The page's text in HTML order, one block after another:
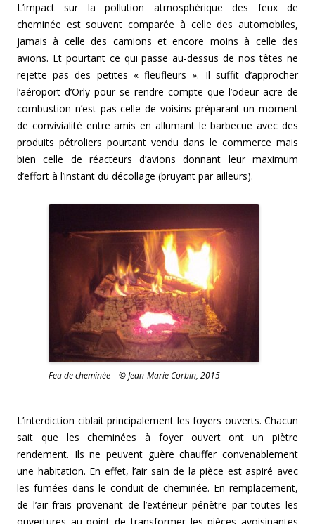
L’impact sur la pollution atmosphérique des feux de
cheminée est souvent comparée à celle des automobiles,
jamais à celle des camions et encore moins à celle des
avions. Et pourtant ce qui passe au-dessus de nos têtes ne
rejette pas des petites « fleufleurs ». Il suffit d’approcher
l’aéroport d’Orly pour se rendre compte que l’odeur acre de
combustion n’est pas celle de voisins préparant un moment
de convivialité entre amis en allumant le barbecue avec des
produits pétroliers pourtant vendu dans le commerce mais
bien celle de réacteurs d’avions donnant leur maximum
d’effort à l’instant du décollage (bruyant par ailleurs).
Feu de cheminée – © Jean-Marie Corbin, 2015
L’interdiction ciblait principalement les foyers ouverts. Chacun
sait que les cheminées à foyer ouvert ont un piètre
rendement. Ils ne peuvent guère chauffer convenablement
une habitation. En effet, l’air sain de la pièce est aspiré avec
les fumées dans le conduit de cheminée. En remplacement,
de l’air frais provenant de l’extérieur pénètre par toutes les